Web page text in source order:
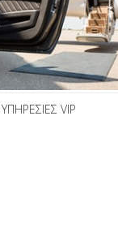
ΥΠΗΡΕΣΙΕΣ VIP